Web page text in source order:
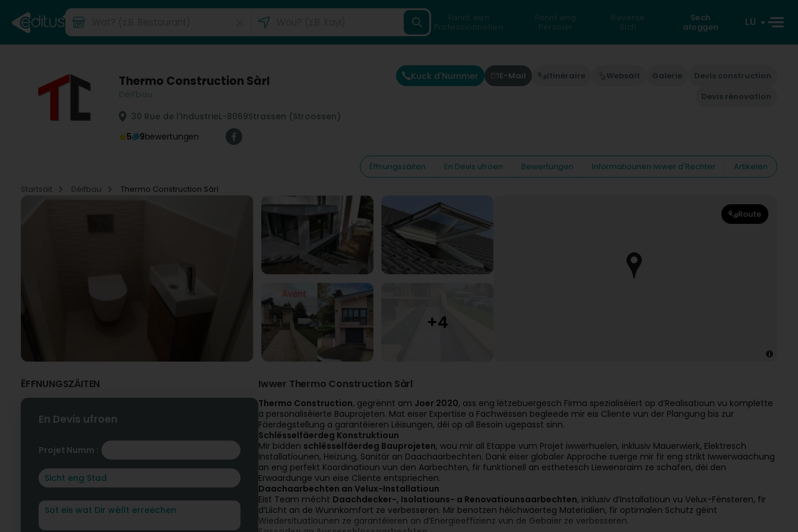
Fannt een
Professionnellen
Fannt eng
Persoun
Reverse
Sich
Sech
aloggen
LU
Thermo Construction Sàrl
30 Rue de l'IndustrieL-8069Strassen (Stroossen)
5
9bewertungen
Kuck d'Nummer E-Mail Itinéraire Websäit Galerie
Devis construction
Devis rénovation
Ëffnungszäiten En Devis ufroen Bewertungen Informatiounen iwwer d'Rechter
Artikelen
Startsäit
Déifbau Thermo Construction Sàrl
Route
ËFFNUNGSZÄITEN
En Devis ufroen
Projet Numm :
Iwwer Thermo Construction Sàrl
Thermo Construction, gegrënnt am Joer 2020, ass eng lëtzebuergesch Firma spezialiséiert op d’Realisatioun vu komplette
a personaliséierte Bauprojeten. Mat eiser Expertise a Fachwëssen begleede mir eis Cliente vun der Plangung bis zur
Fäerdegstellung a garantéieren Léisungen, déi op all Besoin ugepasst sinn.
Schlësselfäerdeg Konstruktioun
Mir bidden schlësselfäerdeg Bauprojeten, wou mir all Etappe vum Projet iwwerhuelen, inklusiv Mauerwierk, Elektresch
Installatiounen, Heizung, Sanitär an Daachaarbechten. Dank eiser globaler Approche suerge mir fir eng strikt Iwwerwaachung
an eng perfekt Koordinatioun vun den Aarbechten, fir funktionell an esthetesch Liewensraim ze schafen, déi den
Erwaardunge vun eise Cliente entspriechen.
Daachaarbechten an Velux-Installatioun
Eist Team mécht Daachdecker-, Isolatiouns- a Renovatiounsaarbechten, inklusiv d’Installatioun vu Velux-Fënsteren, fir
d’Liicht an de Wunnkomfort ze verbesseren. Mir benotzen héichwäerteg Materialien, fir optimalen Schutz géint
Wiedersituatiounen ze garantéieren an d’Energieeffizienz vun de Gebaier ze verbesseren.